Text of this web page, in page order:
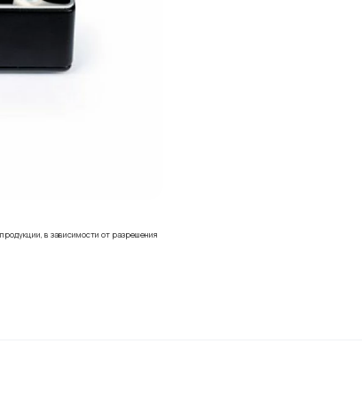
в зависимости от разрешения